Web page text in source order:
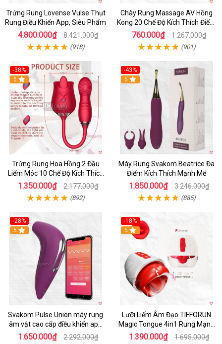
Trứng Rung Lovense Vulse Thụt
Rung Điều Khiển App, Siêu Phẩm
4.800.000₫ 8.421.000₫
(918)
Chày Rung Massage AV Hồng
Kong 20 Chế Độ Kích Thích Điểm
G
760.000₫ 1.267.000₫
(901)
-38%
Hot
5
Trứng Rung Hoa Hồng 2 Đầu
Liếm Móc 10 Chế Độ Kích Thích
Phái Đẹp
1.350.000₫ 2.177.000₫
(892)
-43%
Hot
5
Máy Rung Svakom Beatrice Đa
Điểm Kích Thích Mạnh Mẽ
1.850.000₫ 3.246.000₫
(885)
-28%
Hot
5
Svakom Pulse Union máy rung
âm vật cao cấp điều khiển app
chống nước
1.650.000₫ 2.292.000₫
-18%
Hot
5
Lưỡi Liếm Âm Đạo TIFFORUN
Magic Tongue 4in1 Rung Mạnh
Chống Nước
1.390.000₫ 1.695.000₫